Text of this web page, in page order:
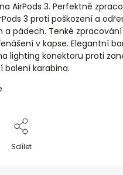
AirPods 3. Perfektně
3 proti poškození a
pádech. Tenké
v kapse. Elegantní
lighting konektoru proti
balení karabina.
Sdílet